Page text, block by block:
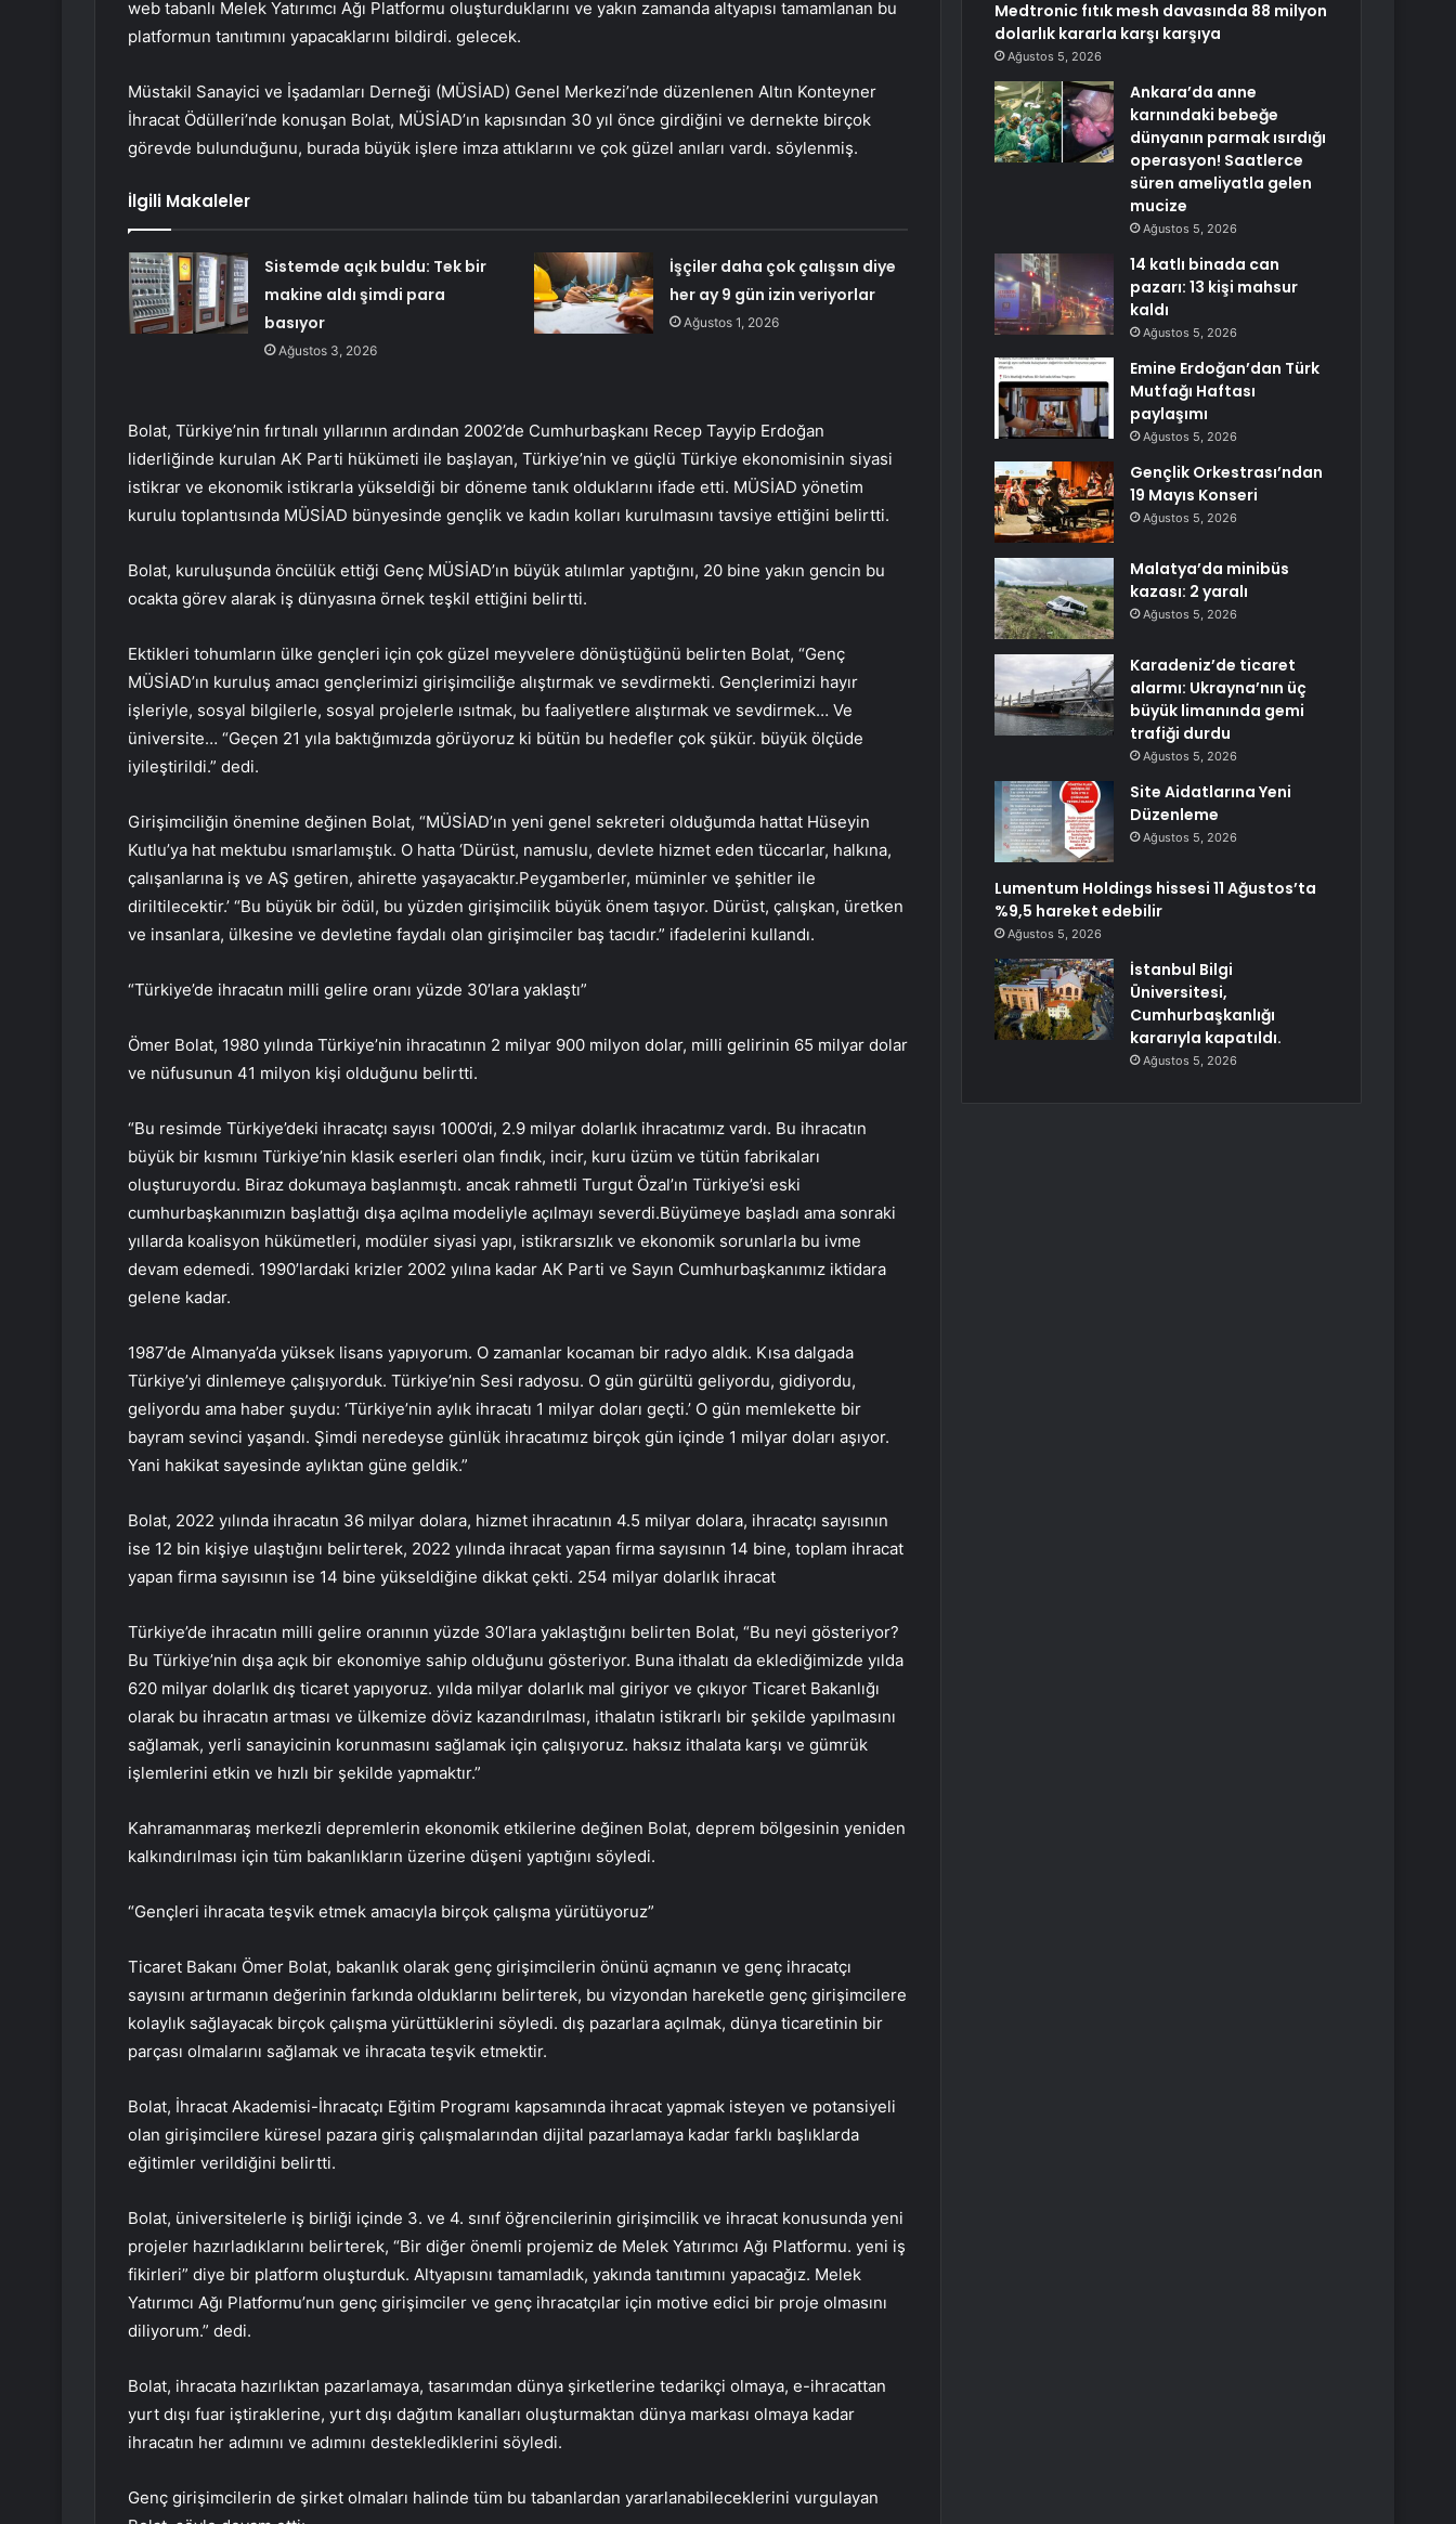
web tabanlı Melek Yatırımcı Ağı Platformu oluşturduklarını ve yakın zamanda altyapısı tamamlanan bu
platformun tanıtımını yapacaklarını bildirdi. gelecek.
Müstakil Sanayici ve İşadamları Derneği (MÜSİAD) Genel Merkezi’nde düzenlenen Altın Konteyner
İhracat Ödülleri’nde konuşan Bolat, MÜSİAD’ın kapısından 30 yıl önce girdiğini ve dernekte birçok
görevde bulunduğunu, burada büyük işlere imza attıklarını ve çok güzel anıları vardı. söylenmiş.
İlgili Makaleler
Sistemde açık buldu: Tek bir
makine aldı şimdi para
basıyor
Ağustos 3, 2026
İşçiler daha çok çalışsın diye
her ay 9 gün izin veriyorlar
Ağustos 1, 2026
Bolat, Türkiye’nin fırtınalı yıllarının ardından 2002’de Cumhurbaşkanı Recep Tayyip Erdoğan
liderliğinde kurulan AK Parti hükümeti ile başlayan, Türkiye’nin ve güçlü Türkiye ekonomisinin siyasi
istikrar ve ekonomik istikrarla yükseldiği bir döneme tanık olduklarını ifade etti. MÜSİAD yönetim
kurulu toplantısında MÜSİAD bünyesinde gençlik ve kadın kolları kurulmasını tavsiye ettiğini belirtti.
Bolat, kuruluşunda öncülük ettiği Genç MÜSİAD’ın büyük atılımlar yaptığını, 20 bine yakın gencin bu
ocakta görev alarak iş dünyasına örnek teşkil ettiğini belirtti.
Ektikleri tohumların ülke gençleri için çok güzel meyvelere dönüştüğünü belirten Bolat, “Genç
MÜSİAD’ın kuruluş amacı gençlerimizi girişimciliğe alıştırmak ve sevdirmekti. Gençlerimizi hayır
işleriyle, sosyal bilgilerle, sosyal projelerle ısıtmak, bu faaliyetlere alıştırmak ve sevdirmek… Ve
üniversite… “Geçen 21 yıla baktığımızda görüyoruz ki bütün bu hedefler çok şükür. büyük ölçüde
iyileştirildi.” dedi.
Girişimciliğin önemine değinen Bolat, “MÜSİAD’ın yeni genel sekreteri olduğumda hattat Hüseyin
Kutlu’ya hat mektubu ısmarlamıştık. O hatta ‘Dürüst, namuslu, devlete hizmet eden tüccarlar, halkına,
çalışanlarına iş ve AŞ getiren, ahirette yaşayacaktır.Peygamberler, müminler ve şehitler ile
diriltilecektir.’ “Bu büyük bir ödül, bu yüzden girişimcilik büyük önem taşıyor. Dürüst, çalışkan, üretken
ve insanlara, ülkesine ve devletine faydalı olan girişimciler baş tacıdır.” ifadelerini kullandı.
“Türkiye’de ihracatın milli gelire oranı yüzde 30’lara yaklaştı”
Ömer Bolat, 1980 yılında Türkiye’nin ihracatının 2 milyar 900 milyon dolar, milli gelirinin 65 milyar dolar
ve nüfusunun 41 milyon kişi olduğunu belirtti.
“Bu resimde Türkiye’deki ihracatçı sayısı 1000’di, 2.9 milyar dolarlık ihracatımız vardı. Bu ihracatın
büyük bir kısmını Türkiye’nin klasik eserleri olan fındık, incir, kuru üzüm ve tütün fabrikaları
oluşturuyordu. Biraz dokumaya başlanmıştı. ancak rahmetli Turgut Özal’ın Türkiye’si eski
cumhurbaşkanımızın başlattığı dışa açılma modeliyle açılmayı severdi.Büyümeye başladı ama sonraki
yıllarda koalisyon hükümetleri, modüler siyasi yapı, istikrarsızlık ve ekonomik sorunlarla bu ivme
devam edemedi. 1990’lardaki krizler 2002 yılına kadar AK Parti ve Sayın Cumhurbaşkanımız iktidara
gelene kadar.
1987’de Almanya’da yüksek lisans yapıyorum. O zamanlar kocaman bir radyo aldık. Kısa dalgada
Türkiye’yi dinlemeye çalışıyorduk. Türkiye’nin Sesi radyosu. O gün gürültü geliyordu, gidiyordu,
geliyordu ama haber şuydu: ‘Türkiye’nin aylık ihracatı 1 milyar doları geçti.’ O gün memlekette bir
bayram sevinci yaşandı. Şimdi neredeyse günlük ihracatımız birçok gün içinde 1 milyar doları aşıyor.
Yani hakikat sayesinde aylıktan güne geldik.”
Bolat, 2022 yılında ihracatın 36 milyar dolara, hizmet ihracatının 4.5 milyar dolara, ihracatçı sayısının
ise 12 bin kişiye ulaştığını belirterek, 2022 yılında ihracat yapan firma sayısının 14 bine, toplam ihracat
yapan firma sayısının ise 14 bine yükseldiğine dikkat çekti. 254 milyar dolarlık ihracat
Türkiye’de ihracatın milli gelire oranının yüzde 30’lara yaklaştığını belirten Bolat, “Bu neyi gösteriyor?
Bu Türkiye’nin dışa açık bir ekonomiye sahip olduğunu gösteriyor. Buna ithalatı da eklediğimizde yılda
620 milyar dolarlık dış ticaret yapıyoruz. yılda milyar dolarlık mal giriyor ve çıkıyor Ticaret Bakanlığı
olarak bu ihracatın artması ve ülkemize döviz kazandırılması, ithalatın istikrarlı bir şekilde yapılmasını
sağlamak, yerli sanayicinin korunmasını sağlamak için çalışıyoruz. haksız ithalata karşı ve gümrük
işlemlerini etkin ve hızlı bir şekilde yapmaktır.”
Kahramanmaraş merkezli depremlerin ekonomik etkilerine değinen Bolat, deprem bölgesinin yeniden
kalkındırılması için tüm bakanlıkların üzerine düşeni yaptığını söyledi.
“Gençleri ihracata teşvik etmek amacıyla birçok çalışma yürütüyoruz”
Ticaret Bakanı Ömer Bolat, bakanlık olarak genç girişimcilerin önünü açmanın ve genç ihracatçı
sayısını artırmanın değerinin farkında olduklarını belirterek, bu vizyondan hareketle genç girişimcilere
kolaylık sağlayacak birçok çalışma yürüttüklerini söyledi. dış pazarlara açılmak, dünya ticaretinin bir
parçası olmalarını sağlamak ve ihracata teşvik etmektir.
Bolat, İhracat Akademisi-İhracatçı Eğitim Programı kapsamında ihracat yapmak isteyen ve potansiyeli
olan girişimcilere küresel pazara giriş çalışmalarından dijital pazarlamaya kadar farklı başlıklarda
eğitimler verildiğini belirtti.
Bolat, üniversitelerle iş birliği içinde 3. ve 4. sınıf öğrencilerinin girişimcilik ve ihracat konusunda yeni
projeler hazırladıklarını belirterek, “Bir diğer önemli projemiz de Melek Yatırımcı Ağı Platformu. yeni iş
fikirleri” diye bir platform oluşturduk. Altyapısını tamamladık, yakında tanıtımını yapacağız. Melek
Yatırımcı Ağı Platformu’nun genç girişimciler ve genç ihracatçılar için motive edici bir proje olmasını
diliyorum.” dedi.
Bolat, ihracata hazırlıktan pazarlamaya, tasarımdan dünya şirketlerine tedarikçi olmaya, e-ihracattan
yurt dışı fuar iştiraklerine, yurt dışı dağıtım kanalları oluşturmaktan dünya markası olmaya kadar
ihracatın her adımını ve adımını desteklediklerini söyledi.
Genç girişimcilerin de şirket olmaları halinde tüm bu tabanlardan yararlanabileceklerini vurgulayan
Medtronic fıtık mesh davasında 88 milyon
dolarlık kararla karşı karşıya
Ağustos 5, 2026
Ankara’da anne
karnındaki bebeğe
dünyanın parmak ısırdığı
operasyon! Saatlerce
süren ameliyatla gelen
mucize
Ağustos 5, 2026
14 katlı binada can
pazarı: 13 kişi mahsur
kaldı
Ağustos 5, 2026
Emine Erdoğan’dan Türk
Mutfağı Haftası
paylaşımı
Ağustos 5, 2026
Gençlik Orkestrası’ndan
19 Mayıs Konseri
Ağustos 5, 2026
Malatya’da minibüs
kazası: 2 yaralı
Ağustos 5, 2026
Karadeniz’de ticaret
alarmı: Ukrayna’nın üç
büyük limanında gemi
trafiği durdu
Ağustos 5, 2026
Site Aidatlarına Yeni
Düzenleme
Ağustos 5, 2026
Lumentum Holdings hissesi 11 Ağustos’ta
%9,5 hareket edebilir
Ağustos 5, 2026
İstanbul Bilgi
Üniversitesi,
Cumhurbaşkanlığı
kararıyla kapatıldı.
Ağustos 5, 2026